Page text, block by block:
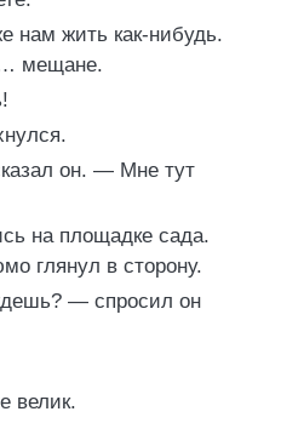
нам жить как-нибудь.
мещане.
он. — Мне тут
на площадке сада.
глянул в сторону.
— спросил он
велик.